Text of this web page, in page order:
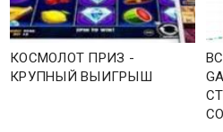
КОСМОЛОТ ПРИЗ -
КРУПНЫЙ ВЫИГРЫШ